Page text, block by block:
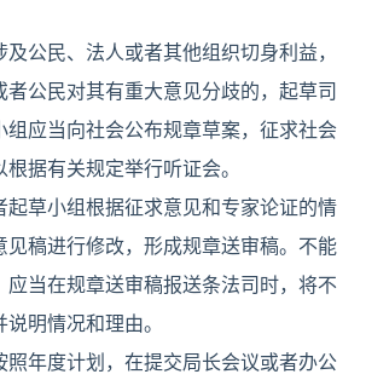
公民、法人或者其他组织切身利益，
公民对其有重大意见分歧的，起草司
组应当向社会公布规章草案，征求社会
据有关规定举行听证会。
起草小组根据征求意见和专家论证的情
见稿进行修改，形成规章送审稿。不能
应当在规章送审稿报送条法司时，将不
明情况和理由。
照年度计划，在提交局长会议或者办公